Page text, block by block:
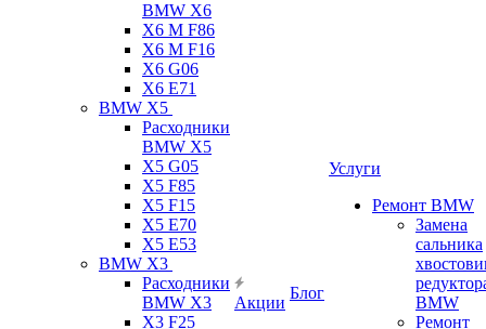
BMW X6
X6 M F86
X6 M F16
X6 G06
X6 E71
BMW X5
Расходники
BMW X5
X5 G05
X5 F85
X5 F15
X5 E70
X5 E53
BMW X3
Расходники
BMW X3
X3 F25
Акции
Блог
Услуги
Ремонт BMW
Замена
сальника
BMW
Ремонт